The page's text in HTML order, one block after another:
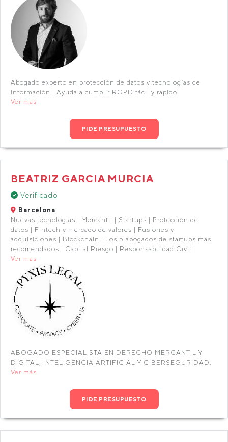
Abogado experto en protección de datos y tecnologías de
información . Ayuda a cumplir RGPD fácil y rápido.
Ver más
PIDE PRESUPUESTO
BEATRIZ GARCIA MURCIA
Verificado
Barcelona
Nuevas tecnologías | Mercantil | Startups | Protección de
datos | Fintech y mercado de valores | Fusiones y
adquisiciones | Blockchain | Los 5 abogados de startups más
recomendados | Capital Riesgo | Responsabilidad Civil |
Ver más
ABOGADO ESPECIALISTA EN DERECHO MERCANTIL Y
DIGITAL, INTELIGENCIA ARTIFICIAL Y CIBERSEGURIDAD.
Ver más
PIDE PRESUPUESTO